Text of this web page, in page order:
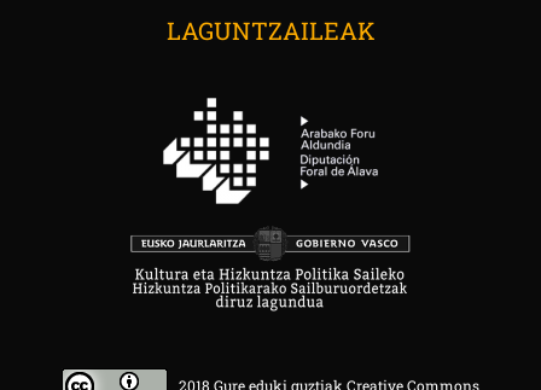
LAGUNTZAILEAK
2018 Gure eduki guztiak Creative Commons